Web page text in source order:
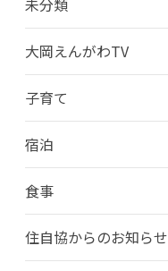
大岡えんがわTV
子育て
宿泊
食事
住自協からのお知らせ